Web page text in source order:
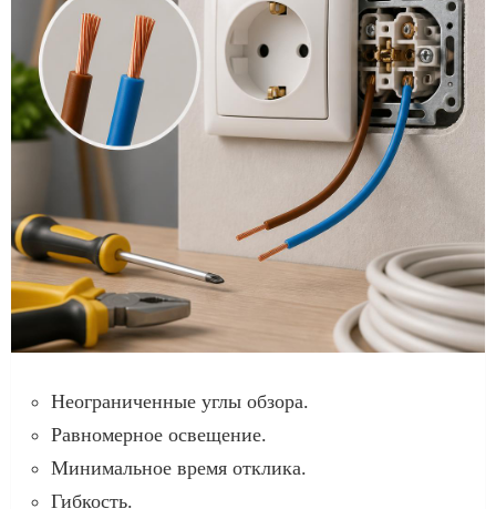
Неограниченные углы обзора.
Равномерное освещение.
Минимальное время отклика.
Гибкость.